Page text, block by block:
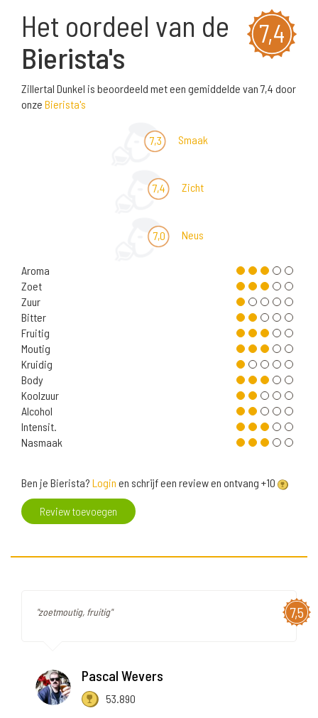
7,4
Het oordeel van de
Bierista's
Zillertal Dunkel is beoordeeld met een gemiddelde van 7,4 door
onze Bierista's
7,3 Smaak
7,4 Zicht
7,0 Neus
Aroma
Zoet
Zuur
Bitter
Fruitig
Moutig
Kruidig
Body
Koolzuur
Alcohol
Intensit.
Nasmaak
Ben je Bierista? Login en schrijf een review en ontvang +10
Review toevoegen
7,5
"zoetmoutig, fruitig"
Pascal Wevers
53.890